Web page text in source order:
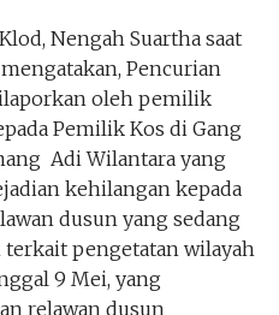
Nengah Suartha saat
Pencurian
oleh pemilik
Pemilik Kos di Gang
Adi Wilantara yang
kehilangan kepada
dusun yang sedang
pengetatan wilayah
9 Mei, yang
relawan dusun